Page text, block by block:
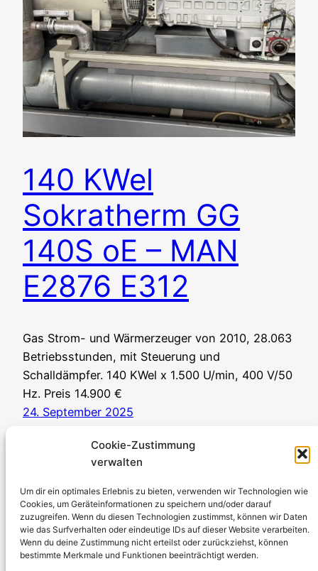
Cookie-Zustimmung
verwalten
Um dir ein optimales Erlebnis zu bieten, verwenden wir Technologien wie
Cookies, um Geräteinformationen zu speichern und/oder darauf
zuzugreifen. Wenn du diesen Technologien zustimmst, können wir Daten
wie das Surfverhalten oder eindeutige IDs auf dieser Website verarbeiten.
Wenn du deine Zustimmung nicht erteilst oder zurückziehst, können
bestimmte Merkmale und Funktionen beeinträchtigt werden.
140 KWel
Sokratherm GG
140S oE – MAN
E2876 E312
Gas Strom- und Wärmerzeuger von 2010, 28.063
Betriebsstunden, mit Steuerung und
Schalldämpfer. 140 KWel x 1.500 U/min, 400 V/50
Hz. Preis 14.900 €
24. September 2025
Stromerzeuger-Discount.de
Kürtener Straße 13, D-51465 Bergisch Gladbach